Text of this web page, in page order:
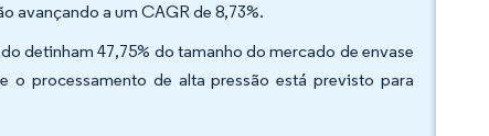
avançando a um CAGR de 8,73%.
detinham 47,75% do tamanho do mercado de envase
processamento de alta pressão está previsto para